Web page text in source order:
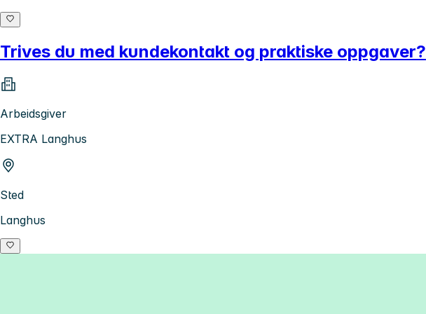
Trives du med kundekontakt og praktiske oppgaver?
Arbeidsgiver
EXTRA Langhus
Sted
Langhus